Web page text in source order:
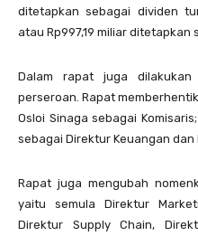
ditetapkan sebagai dividen
atau Rp997,19 miliar
Dalam rapat juga dilakukan
perseroan. Rapat
Osloi Sinaga sebagai
sebagai Direktur Keuangan dan
Rapat juga mengubah
yaitu semula Direktur
Direktur Supply Chain,